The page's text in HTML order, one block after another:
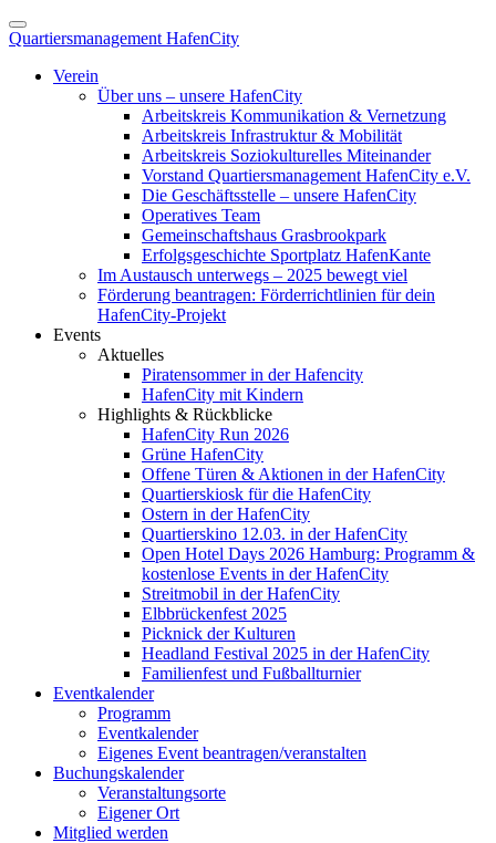
Quartiersmanagement HafenCity
Verein
Über uns – unsere HafenCity
Arbeitskreis Kommunikation & Vernetzung
Arbeitskreis Infrastruktur & Mobilität
Arbeitskreis Soziokulturelles Miteinander
Vorstand Quartiersmanagement HafenCity e.V.
Die Geschäftsstelle – unsere HafenCity
Operatives Team
Gemeinschaftshaus Grasbrookpark
Erfolgsgeschichte Sportplatz HafenKante
Im Austausch unterwegs – 2025 bewegt viel
Förderung beantragen: Förderrichtlinien für dein
HafenCity-Projekt
Events
Aktuelles
Piratensommer in der Hafencity
HafenCity mit Kindern
Highlights & Rückblicke
HafenCity Run 2026
Grüne HafenCity
Offene Türen & Aktionen in der HafenCity
Quartierskiosk für die HafenCity
Ostern in der HafenCity
Quartierskino 12.03. in der HafenCity
Open Hotel Days 2026 Hamburg: Programm &
kostenlose Events in der HafenCity
Streitmobil in der HafenCity
Elbbrückenfest 2025
Picknick der Kulturen
Headland Festival 2025 in der HafenCity
Familienfest und Fußballturnier
Eventkalender
Programm
Eventkalender
Eigenes Event beantragen/veranstalten
Buchungskalender
Veranstaltungsorte
Eigener Ort
Mitglied werden